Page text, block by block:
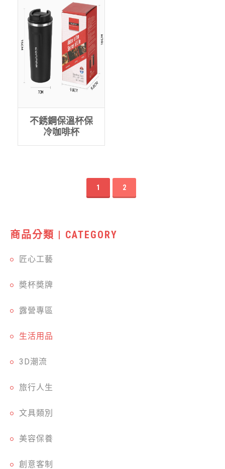
不銹鋼保溫杯保
冷咖啡杯
1 2
商品分類 | CATEGORY
匠心工藝
奬杯奬牌
露營專區
生活用品
3D潮流
旅行人生
文具類別
美容保養
創意客制